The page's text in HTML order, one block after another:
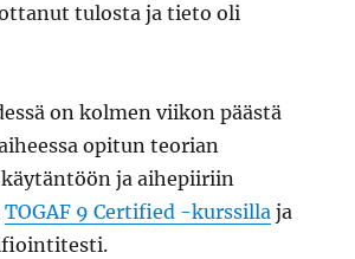
tulosta ja tieto oli
on kolmen viikon päästä
opitun teorian
ja aihepiiriin
TOGAF 9 Certified -kurssilla ja